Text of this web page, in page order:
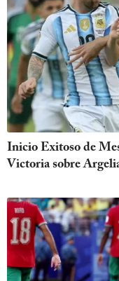
Inicio Exitoso de
Victoria sobre